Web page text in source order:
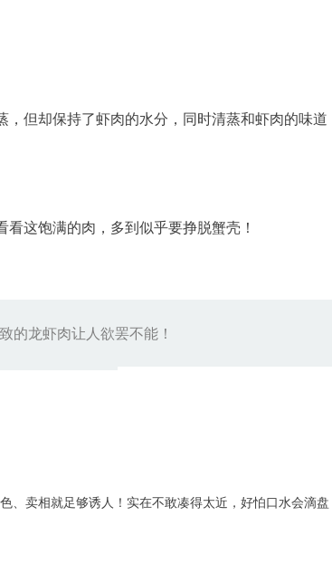
，但却保持了虾肉的水分，同时清蒸和虾肉的味道
这饱满的肉，多到似乎要挣脱蟹壳！
的龙虾肉让人欲罢不能！
、卖相就足够诱人！实在不敢凑得太近，好怕口水会滴盘